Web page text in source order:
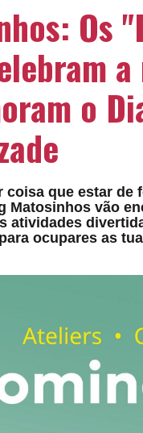
Os
o
coisa que estar
Matosinhos vão
atividades
ocupares as